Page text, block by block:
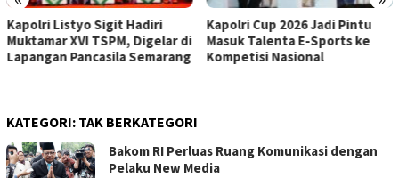
Kapolri Cup 2026 Jadi Pintu
Masuk Talenta E-Sports ke
Kompetisi Nasional
35.936 Peserta Adu Skill di
Kapolri Cup 2026, Polri
Siapkan Panggung Talenta
KATEGORI: TAK BERKATEGORI
Bakom RI Perluas Ruang Komunikasi dengan
Pelaku New Media